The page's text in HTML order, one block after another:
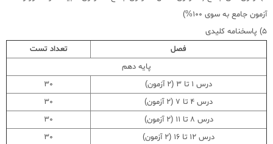
آزمون جامع به سوی 100%)
5) پاسخنامه کلیدی
فصل
تعداد تست
پایه دهم
درس 1 تا 3 (2 آزمون)
30
درس 4 تا 7 (2 آزمون)
30
درس 8 تا 11 (2 آزمون)
30
درس 12 تا 16 (2 آزمون)
30